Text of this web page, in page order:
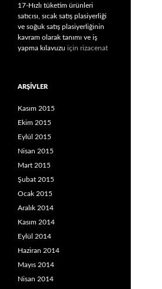
17-Hızlı tüketim ürünleri
satıcısı, sıcak satış plasiyerliği
ve soğuk satış plasiyerliğinin
kavram olarak tanımı ve iş
yapma kılavuzu için rizacenat
ARŞIVLER
Kasım 2015
Ekim 2015
Eylül 2015
Nisan 2015
Mart 2015
Şubat 2015
Ocak 2015
Aralık 2014
Kasım 2014
Eylül 2014
Haziran 2014
Mayıs 2014
Nisan 2014